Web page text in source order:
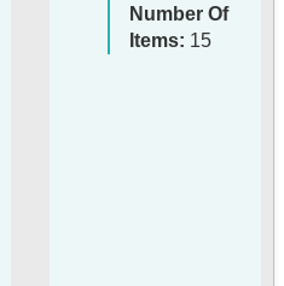
Number Of
Items: 15